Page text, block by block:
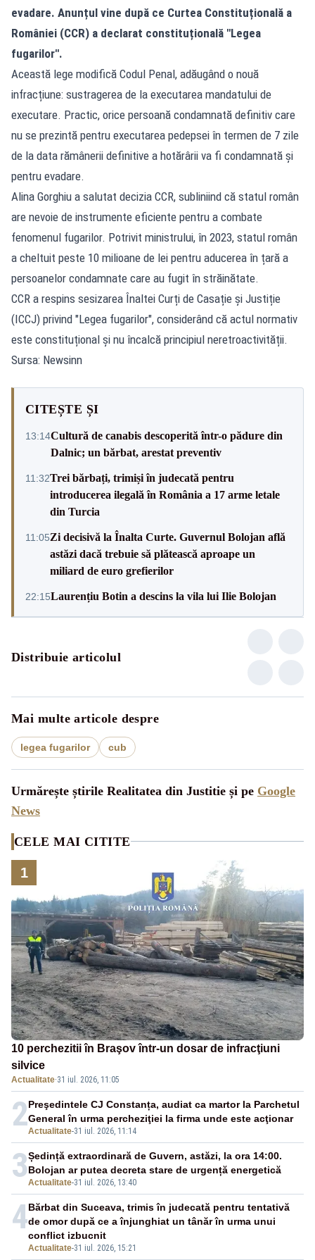
evadare. Anunțul vine după ce Curtea Constituțională a
României (CCR) a declarat constituțională "Legea
fugarilor".
Această lege modifică Codul Penal, adăugând o nouă
infracțiune: sustragerea de la executarea mandatului de
executare. Practic, orice persoană condamnată definitiv care
nu se prezintă pentru executarea pedepsei în termen de 7 zile
de la data rămânerii definitive a hotărârii va fi condamnată și
pentru evadare.
Alina Gorghiu a salutat decizia CCR, subliniind că statul român
are nevoie de instrumente eficiente pentru a combate
fenomenul fugarilor. Potrivit ministrului, în 2023, statul român
a cheltuit peste 10 milioane de lei pentru aducerea în țară a
persoanelor condamnate care au fugit în străinătate.
CCR a respins sesizarea Înaltei Curți de Casație și Justiție
(ICCJ) privind "Legea fugarilor", considerând că actul normativ
este constituțional și nu încalcă principiul neretroactivității.
Sursa: Newsinn
CITEȘTE ȘI
13:14Cultură de canabis descoperită într-o pădure din
Dalnic; un bărbat, arestat preventiv
11:32Trei bărbați, trimiși în judecată pentru
introducerea ilegală în România a 17 arme letale
din Turcia
11:05Zi decisivă la Înalta Curte. Guvernul Bolojan află
astăzi dacă trebuie să plătească aproape un
miliard de euro grefierilor
22:15Laurențiu Botin a descins la vila lui Ilie Bolojan
Distribuie articolul
Mai multe articole despre
legea fugarilor cub
Urmărește știrile Realitatea din Justitie și pe Google
News
CELE MAI CITITE
1
10 perchezitii în Braşov într-un dosar de infracţiuni
silvice
Actualitate·31 iul. 2026, 11:05
2Actualitate-31 iul. 2026, 11:14
Preşedintele CJ Constanța, audiat ca martor la Parchetul
General în urma percheziţiei la firma unde este acţionar
3Actualitate-31 iul. 2026, 13:40
Ședință extraordinară de Guvern, astăzi, la ora 14:00.
Bolojan ar putea decreta stare de urgență energetică
4
Actualitate-31 iul. 2026, 15:21
Bărbat din Suceava, trimis în judecată pentru tentativă
de omor după ce a înjunghiat un tânăr în urma unui
conflict izbucnit